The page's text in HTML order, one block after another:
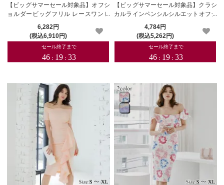
【ビッグサマーセール対象品】オフシ
ョルダービッグフリル レースワンピ
ース(キャバドレス・CABARETDRES
6,282円
(税込6,910円)
【ビッグサマーセール対象品】クラシ
カルラインペンシルシルエットオフシ
ョルワンピース(キャバドレス・CABA
RETDRESS)
4,784円
(税込5,262円)